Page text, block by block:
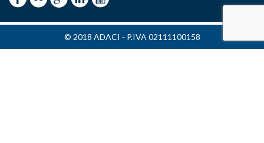
© 2018 ADACI - P.IVA 02111100158